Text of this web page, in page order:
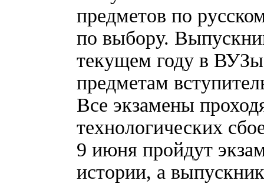
предметов по
по выбору.
текущем году в
предметам
Все экзамены
технологических
9 июня пройдут
истории, а